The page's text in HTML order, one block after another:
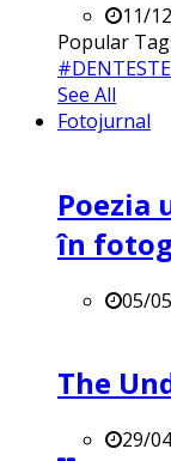
11/
Popular
See All
Fotojurnal
Poezia
în
05/
The
29/